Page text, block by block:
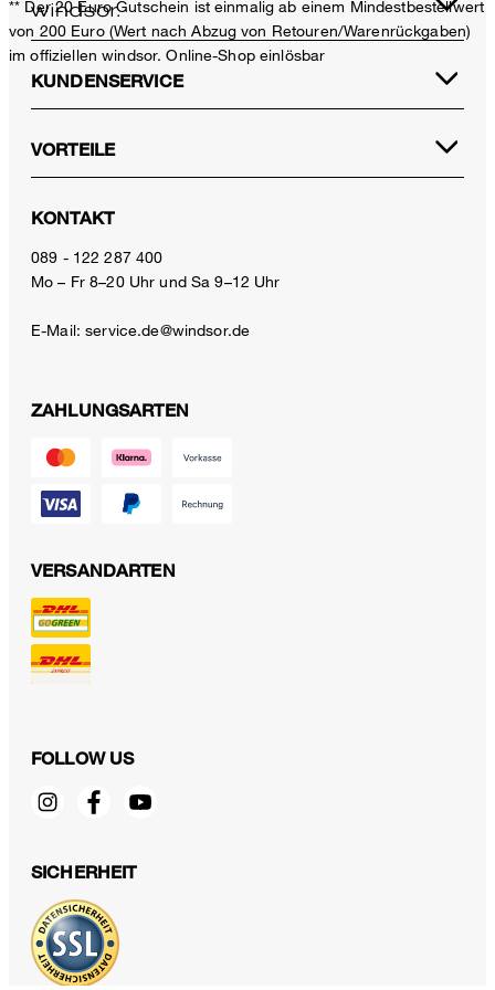
inkl. MwSt
** Der 20 Euro Gutschein ist einmalig ab einem Mindestbestellwert
von 200 Euro (Wert nach Abzug von Retouren/Warenrückgaben)
im offiziellen windsor. Online-Shop einlösbar
KUNDENSERVICE
VORTEILE
KONTAKT
089 - 122 287 400
Mo – Fr 8–20 Uhr und Sa 9–12 Uhr
E-Mail:service.de@windsor.de
ZAHLUNGSARTEN
VERSANDARTEN
FOLLOW US
SICHERHEIT